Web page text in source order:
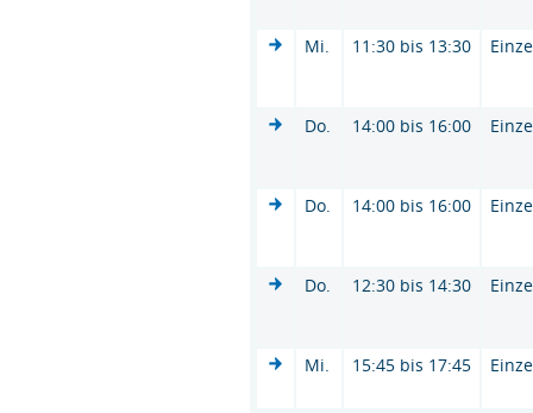
Mi. 11:30 bis 13:30
Do. 14:00 bis 16:00
Do. 14:00 bis 16:00
Do. 12:30 bis 14:30
Mi. 15:45 bis 17:45